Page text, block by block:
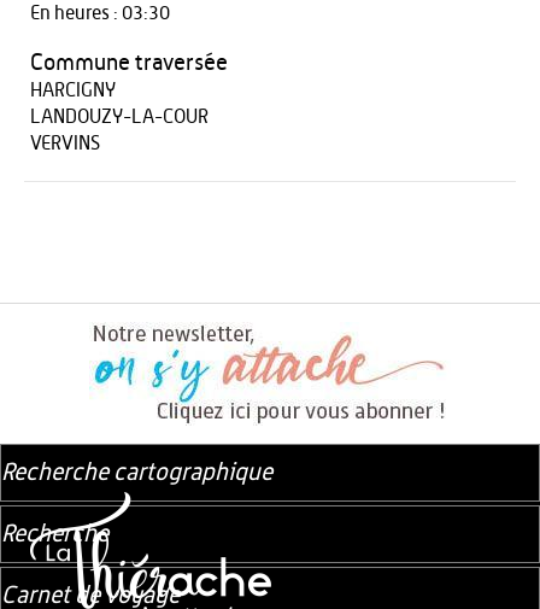
En heures : 03:30
Commune traversée
HARCIGNY
LANDOUZY-LA-COUR
VERVINS
Recherche cartographique
Recherche
Carnet de voyage